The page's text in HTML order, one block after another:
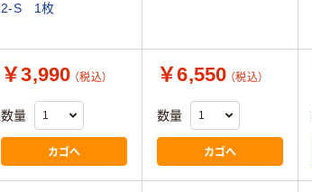
2-S 1枚
￥3,990 （税込）
数量
カゴへ
￥6,550 （税込）
数量
カゴへ